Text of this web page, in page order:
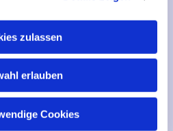
zulassen
erlauben
Cookies
beauftragt sind